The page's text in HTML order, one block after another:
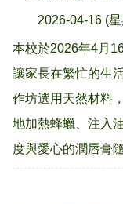
2026-04-16 (
本校於2026年4月
讓家長在繁忙的生
作坊選用天然材料
地加熱蜂蠟、注入
度與愛心的潤唇膏